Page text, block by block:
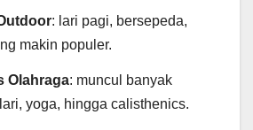
: lari pagi, bersepeda,
makin populer.
Olahraga: muncul banyak
yoga, hingga calisthenics.